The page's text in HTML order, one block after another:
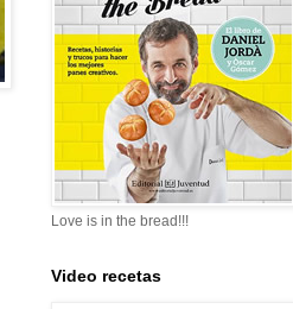
Love is in the bread!!!
Video recetas